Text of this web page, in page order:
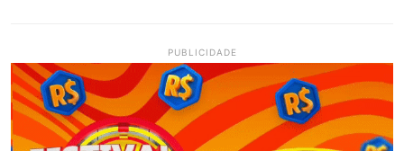
PUBLICIDADE